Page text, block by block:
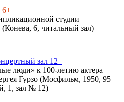
6+
студии
6, читальный зал)
зал 12+
люди» к 100-летию актера
Гурзо (Мосфильм, 1950, 95
1, зал № 12)